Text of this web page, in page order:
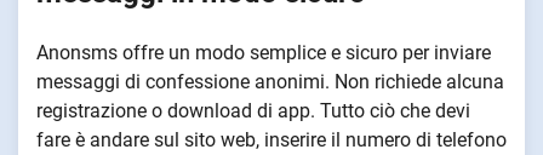
Anonsms offre un modo semplice e sicuro per inviare
messaggi di confessione anonimi. Non richiede alcuna
registrazione o download di app. Tutto ciò che devi
fare è andare sul sito web, inserire il numero di telefono